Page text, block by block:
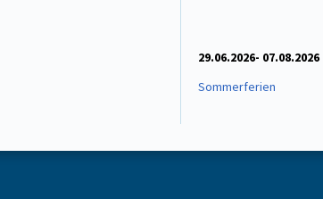
29.06.2026- 07.08.2026
Sommerferien